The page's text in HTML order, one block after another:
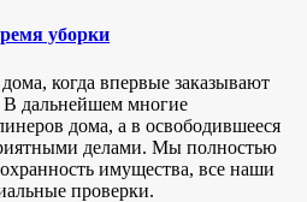
уборки
когда впервые заказывают
дальнейшем многие
дома, а в освободившееся
делами. Мы полностью
имущества, все наши
проверки.